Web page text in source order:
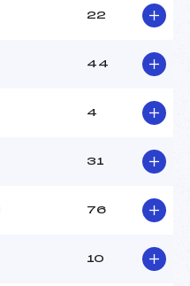
Pou
22
44
4
31
76
10